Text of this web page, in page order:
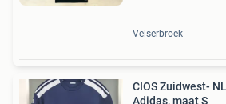
Velserbroek
CIOS Zuidwest-
Adidas, maat S